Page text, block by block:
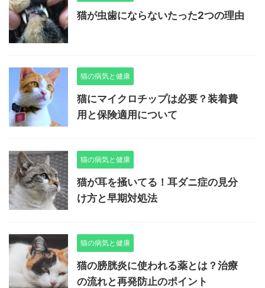
猫が虫歯にならないたった2つの理由
猫の病気と健康
猫にマイクロチップは必要？装着費
用と保険適用について
猫の病気と健康
猫が耳を掻いてる！耳ダニ症の見分
け方と早期対処法
猫の病気と健康
猫の膀胱炎に使われる薬とは？治療
の流れと再発防止のポイント